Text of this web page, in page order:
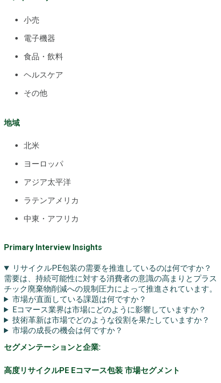
小売
電子機器
食品・飲料
ヘルスケア
その他
地域
北米
ヨーロッパ
アジア太平洋
ラテンアメリカ
中東・アフリカ
Primary Interview Insights
リサイクルPE包装の需要を推進しているのは何ですか？
需要は、持続可能性に対する消費者の意識の高まりとプラス
チック廃棄物削減への規制圧力によって推進されています。
市場が直面している課題は何ですか？
Eコマース業界は市場にどのように影響していますか？
技術革新は市場でどのような役割を果たしていますか？
市場の成長の機会は何ですか？
セグメンテーションと企業:
高度リサイクルPE Eコマース包装 市場セグメント